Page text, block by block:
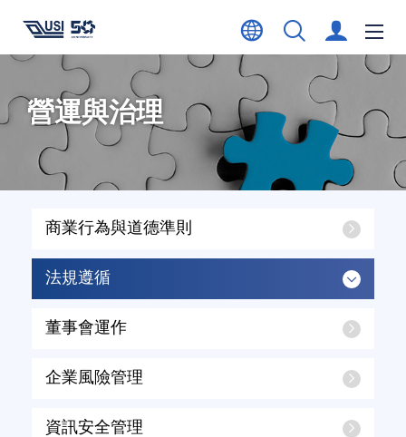
營運與治理
商業行為與道德準則
法規遵循
董事會運作
企業風險管理
資訊安全管理